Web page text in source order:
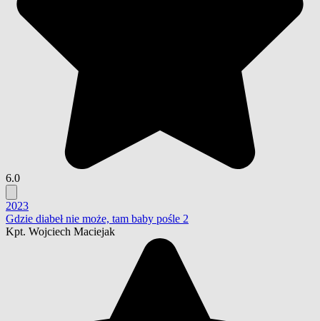
6.0
2023
Gdzie diabeł nie może, tam baby pośle 2
Kpt. Wojciech Maciejak